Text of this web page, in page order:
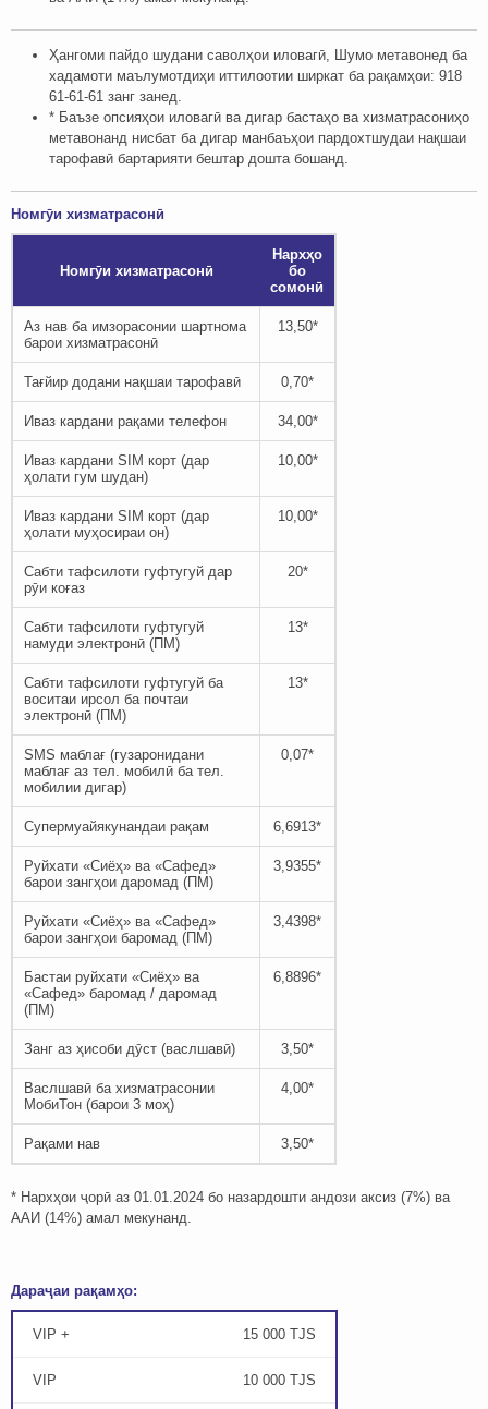
Ҳангоми пайдо шудани саволҳои иловагӣ, Шумо метавонед ба
хадамоти маълумотдиҳи иттилоотии ширкат ба рақамҳои: ‎‎918
61-61-61 занг занед.
* Баъзе опсияҳои иловагӣ ва дигар бастаҳо ва хизматрасониҳо
метавонанд нисбат ба дигар манбаъҳои пардохтшудаи нақшаи
тарофавӣ бартарияти бештар дошта бошанд.
Номгӯи хизматрасонӣ
Номгӯи хизматрасонӣ
Нархҳо
бо
сомонӣ
Аз нав ба имзорасонии шартнома
барои хизматрасонӣ
13,50*
Тағйир додани нақшаи тарофавӣ 0,70*
Иваз кардани рақами телефон 34,00*
Иваз кардани SIM корт (дар
ҳолати гум шудан)
10,00*
Иваз кардани SIM корт (дар
ҳолати муҳосираи он)
10,00*
Сабти тафсилоти гуфтугуй дар
рӯи коғаз
20*
Сабти тафсилоти гуфтугуй
намуди электронӣ (ПМ)
13*
Сабти тафсилоти гуфтугуй ба
воситаи ирсол ба почтаи
электронӣ (ПМ)
13*
SMS маблағ (гузаронидани
маблағ аз тел. мобилӣ ба тел.
мобилии дигар)
0,07*
Супермуайякунандаи рақам 6,6913*
Руйхати «Сиёҳ» ва «Сафед»
барои зангҳои даромад (ПМ)
3,9355*
Руйхати «Сиёҳ» ва «Сафед»
барои зангҳои баромад (ПМ)
3,4398*
Бастаи руйхати «Сиёҳ» ва
«Сафед» баромад / даромад
(ПМ)
6,8896*
Занг аз ҳисоби дӯст (васлшавӣ) 3,50*
Васлшавӣ ба хизматрасонии
МобиТон (барои 3 моҳ)
4,00*
Рақами нав 3,50*
* Нархҳои ҷорӣ аз 01.01.2024 бо назардошти андози аксиз (7%) ва
ААИ (14%) амал мекунанд.
Дараҷаи рақамҳо:
VIP + 15 000 TJS
VIP 10 000 TJS